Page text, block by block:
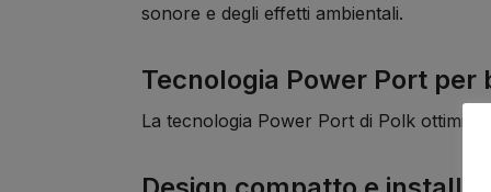
sonore e degli effetti ambientali.
Tecnologia Power Port per
La tecnologia Power Port di Polk